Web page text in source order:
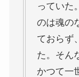
っていた
のは魂の
ておらず
た。そん
かつて一